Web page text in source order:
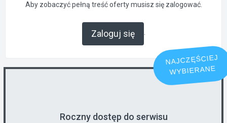
Aby zobaczyć pełną treść oferty musisz się zalogować.
Zaloguj się .
NAJCZĘŚCIEJ
WYBIERANE
Roczny dostęp do serwisu